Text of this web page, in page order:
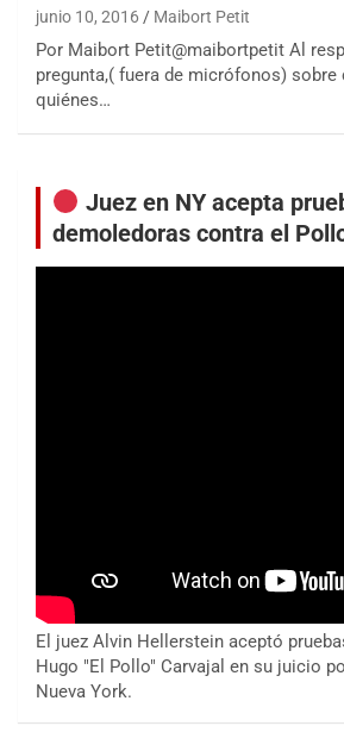
junio 10, 2016 Maibort Petit
Por Maibort Petit@maibortpetit Al
pregunta,( fuera de micrófonos) sobre
quiénes…
Juez en NY acepta
demoledoras contra el
El juez Alvin Hellerstein aceptó
Hugo "El Pollo" Carvajal en su juicio
Nueva York.